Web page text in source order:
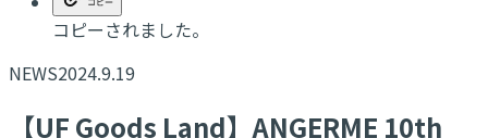
コピーされました。
NEWS2024.9.19
【UF Goods Land】ANGERME 10th